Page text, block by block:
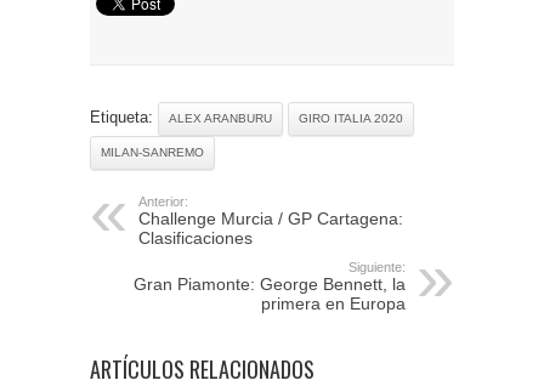
Etiqueta: ALEX ARANBURU GIRO ITALIA 2020
MILAN-SANREMO
Anterior:
Challenge Murcia / GP Cartagena:
Clasificaciones
Siguiente:
Gran Piamonte: George Bennett, la
primera en Europa
ARTÍCULOS RELACIONADOS